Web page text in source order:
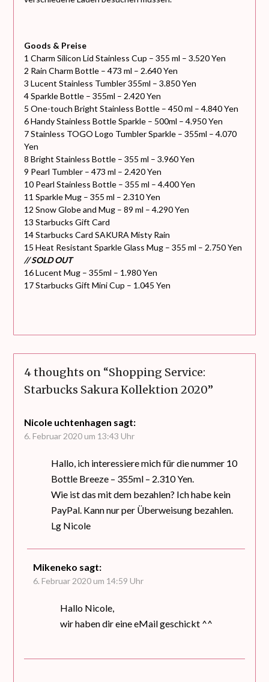
Goods & Preise
1 Charm Silicon Lid Stainless Cup – 355 ml – 3.520 Yen
2 Rain Charm Bottle – 473 ml – 2.640 Yen
3 Lucent Stainless Tumbler 355ml – 3.850 Yen
4 Sparkle Bottle – 355ml – 2.420 Yen
5 One-touch Bright Stainless Bottle – 450 ml – 4.840 Yen
6 Handy Stainless Bottle Sparkle – 500ml – 4.950 Yen
7 Stainless TOGO Logo Tumbler Sparkle – 355ml – 4.070
Yen
8 Bright Stainless Bottle – 355 ml – 3.960 Yen
9 Pearl Tumbler – 473 ml – 2.420 Yen
10 Pearl Stainless Bottle – 355 ml – 4.400 Yen
11 Sparkle Mug – 355 ml – 2.310 Yen
12 Snow Globe and Mug – 89 ml – 4.290 Yen
13 Starbucks Gift Card
14 Starbucks Card SAKURA Misty Rain
15 Heat Resistant Sparkle Glass Mug – 355 ml – 2.750 Yen
// SOLD OUT
16 Lucent Mug – 355ml – 1.980 Yen
17 Starbucks Gift Mini Cup – 1.045 Yen
4 thoughts on “Shopping Service:
Starbucks Sakura Kollektion 2020”
Nicole uchtenhagen sagt:
6. Februar 2020 um 13:43 Uhr
Hallo, ich interessiere mich für die nummer 10
Bottle Breeze – 355ml – 2.310 Yen.
Wie ist das mit dem bezahlen? Ich habe kein
PayPal. Kann nur per Überweisung bezahlen.
Lg Nicole
Mikeneko sagt:
6. Februar 2020 um 14:59 Uhr
Hallo Nicole,
wir haben dir eine eMail geschickt ^^